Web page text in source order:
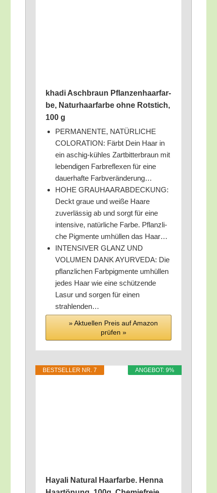
kha­di Asch­braun Pflan­zen­haar­far­
be, Natur­haar­far­be ohne Rot­stich,
100 g
PERMANENTE, NATÜRLICHE
COLORATION: Färbt Dein Haar in
ein aschig-küh­les Zart­bit­ter­braun mit
leben­di­gen Farb­re­fle­xen für eine
dau­er­haf­te Farbveränderung…
HOHE GRAUHAARABDECKUNG:
Deckt graue und wei­ße Haa­re
zuver­läs­sig ab und sorgt für eine
inten­si­ve, natür­li­che Far­be. Pflanz­li­
che Pig­men­te umhül­len das Haar…
INTENSIVER GLANZ UND
VOLUMEN DANK AYURVEDA: Die
pflanz­li­chen Farb­pig­men­te umhül­len
jedes Haar wie eine schüt­zen­de
Lasur und sor­gen für einen
strahlenden…
» Aktu­el­len Preis auf Ama­zon
prü­fen »
ANGE­BOT: 9%
BEST­SEL­LER NR. 7
Haya­li Natu­ral Haar­far­be. Hen­na